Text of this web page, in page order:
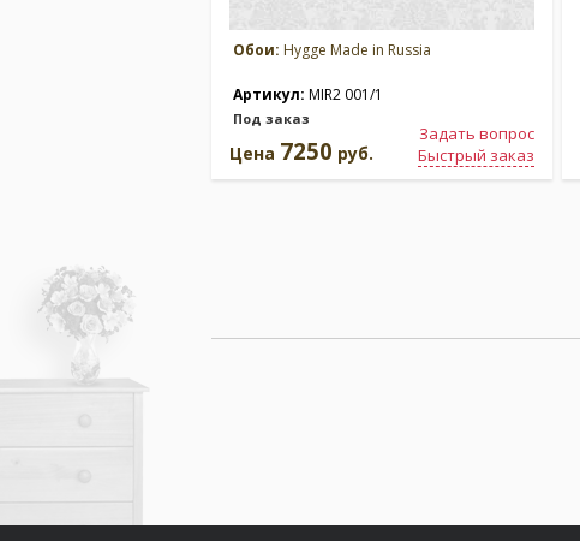
Обои: Hygge Made in Russia
Артикул: MIR2 001/1
Под заказ
Задать вопрос
Быстрый заказ
Цена 7250 руб.